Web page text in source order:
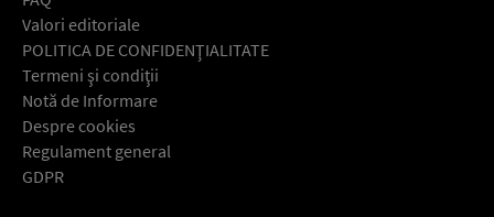
Valori editoriale
POLITICA DE CONFIDENŢIALITATE
Termeni şi condiţii
Notă de Informare
Despre cookies
Regulament general
GDPR